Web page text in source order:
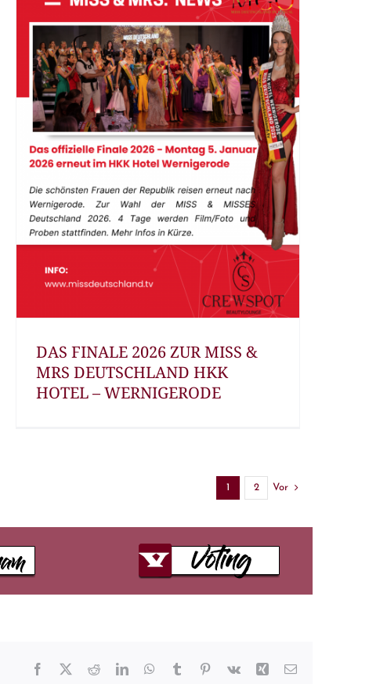
DAS FINALE 2026 ZUR MISS &
MRS DEUTSCHLAND HKK
HOTEL – WERNIGERODE
1 2 Vor
Facebook RedditLinkedInWhatsApp
Tumblr Pinterest
Vk Xing E-